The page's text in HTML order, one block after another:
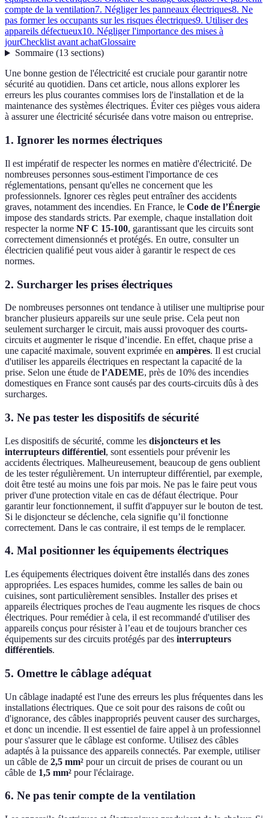
compte de la ventilation7. Négliger les panneaux électriques8. Ne
pas former les occupants sur les risques électriques9. Utiliser des
appareils défectueux10. Négliger l'importance des mises à
jourChecklist avant achatGlossaire
Sommaire(13 sections)
Une bonne gestion de l'électricité est cruciale pour garantir notre
sécurité au quotidien. Dans cet article, nous allons explorer les
erreurs les plus courantes commises lors de l'installation et de la
maintenance des systèmes électriques. Éviter ces pièges vous aidera
à assurer une électricité sécurisée dans votre maison ou entreprise.
1. Ignorer les normes électriques
Il est impératif de respecter les normes en matière d'électricité. De
nombreuses personnes sous-estiment l'importance de ces
réglementations, pensant qu'elles ne concernent que les
professionnels. Ignorer ces règles peut entraîner des accidents
graves, notamment des incendies. En France, le Code de l’Énergie
impose des standards stricts. Par exemple, chaque installation doit
respecter la norme NF C 15-100, garantissant que les circuits sont
correctement dimensionnés et protégés. En outre, consulter un
électricien qualifié peut vous aider à garantir le respect de ces
normes.
2. Surcharger les prises électriques
De nombreuses personnes ont tendance à utiliser une multiprise pour
brancher plusieurs appareils sur une seule prise. Cela peut non
seulement surcharger le circuit, mais aussi provoquer des courts-
circuits et augmenter le risque d’incendie. En effet, chaque prise a
une capacité maximale, souvent exprimée en ampères. Il est crucial
d'utiliser les appareils électriques en respectant la capacité de la
prise. Selon une étude de l’ADEME, près de 10% des incendies
domestiques en France sont causés par des courts-circuits dûs à des
surcharges.
3. Ne pas tester les dispositifs de sécurité
Les dispositifs de sécurité, comme les disjoncteurs et les
interrupteurs différentiel, sont essentiels pour prévenir les
accidents électriques. Malheureusement, beaucoup de gens oublient
de les tester régulièrement. Un interrupteur différentiel, par exemple,
doit être testé au moins une fois par mois. Ne pas le faire peut vous
priver d'une protection vitale en cas de défaut électrique. Pour
garantir leur fonctionnement, il suffit d'appuyer sur le bouton de test.
Si le disjoncteur se déclenche, cela signifie qu’il fonctionne
correctement. Dans le cas contraire, il est temps de le remplacer.
4. Mal positionner les équipements électriques
Les équipements électriques doivent être installés dans des zones
appropriées. Les espaces humides, comme les salles de bain ou
cuisines, sont particulièrement sensibles. Installer des prises et
appareils électriques proches de l'eau augmente les risques de chocs
électriques. Pour remédier à cela, il est recommandé d'utiliser des
appareils conçus pour résister à l’eau et de toujours brancher ces
équipements sur des circuits protégés par des interrupteurs
différentiels.
5. Omettre le câblage adéquat
Un câblage inadapté est l'une des erreurs les plus fréquentes dans les
installations électriques. Que ce soit pour des raisons de coût ou
d'ignorance, des câbles inappropriés peuvent causer des surcharges,
et donc un incendie. Il est essentiel de faire appel à un professionnel
pour s'assurer que le câblage est conforme. Utilisez des câbles
adaptés à la puissance des appareils connectés. Par exemple, utiliser
un câble de 2,5 mm² pour un circuit de prises de courant ou un
câble de 1,5 mm² pour l'éclairage.
6. Ne pas tenir compte de la ventilation